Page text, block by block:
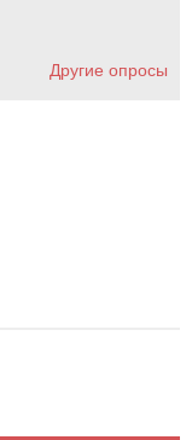
Другие опросы